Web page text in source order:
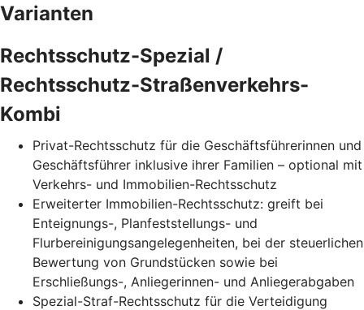
Varianten
Rechtsschutz-Spezial /
Rechtsschutz-Straßenverkehrs-
Kombi
Privat-Rechtsschutz für die Geschäftsführerinnen und
Geschäftsführer inklusive ihrer Familien – optional mit
Verkehrs- und Immobilien-Rechtsschutz
Erweiterter Immobilien-Rechtsschutz: greift bei
Enteignungs-, Planfeststellungs- und
Flurbereinigungsangelegenheiten, bei der steuerlichen
Bewertung von Grundstücken sowie bei
Erschließungs-, Anliegerinnen- und Anliegerabgaben
Spezial-Straf-Rechtsschutz für die Verteidigung